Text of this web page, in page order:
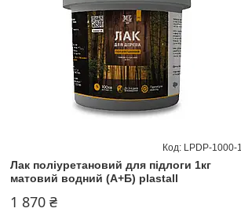
Лак поліуретановий для підлоги 1кг
матовий водний (А+Б) plastall
LPDP-1000-1
1 870 ₴